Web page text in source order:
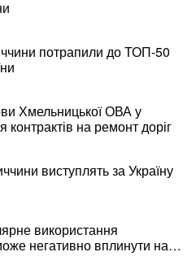
потрапили до ТОП-50
Хмельницької ОВА у
контрактів на ремонт доріг
виступлять за Україну
використання
негативно вплинути на